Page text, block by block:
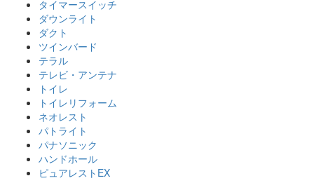
タイマースイッチ
ダウンライト
ダクト
ツインバード
テラル
テレビ・アンテナ
トイレ
トイレリフォーム
ネオレスト
パトライト
パナソニック
ハンドホール
ピュアレストEX